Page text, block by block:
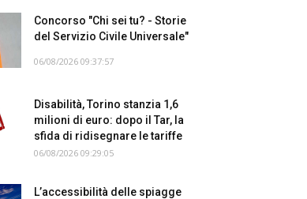
Concorso "Chi sei tu? - Storie
del Servizio Civile Universale"
06/08/2026 09:37:57
Disabilità, Torino stanzia 1,6
milioni di euro: dopo il Tar, la
sfida di ridisegnare le tariffe
06/08/2026 09:29:05
L’accessibilità delle spiagge